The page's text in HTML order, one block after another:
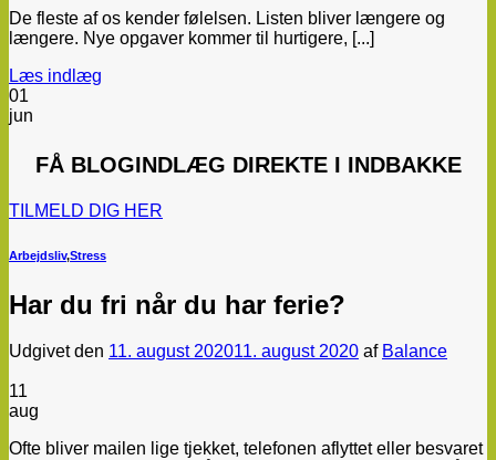
De fleste af os kender følelsen. Listen bliver længere og
længere. Nye opgaver kommer til hurtigere, [...]
Læs indlæg
01
jun
FÅ BLOGINDLÆG DIREKTE I INDBAKKE
TILMELD DIG HER
Arbejdsliv,Stress
Har du fri når du har ferie?
Udgivet den 11. august 202011. august 2020 af Balance
11
aug
Ofte bliver mailen lige tjekket, telefonen aflyttet eller besvaret